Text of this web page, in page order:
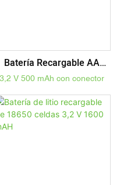
Batería Recargable AA
14500 De 3,2 V Y 500 MAH
3,2 V 500 mAh con conector